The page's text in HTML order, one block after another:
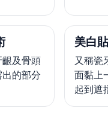
及骨頭
的部分
美白
又稱瓷
面黏上
起到遮